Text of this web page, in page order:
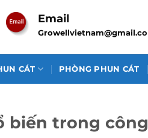
Email
CÁT PHÒNG PHUN CÁT
biến trong công